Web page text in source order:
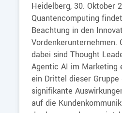
Heidelberg, 30. Oktober
Quantencomputing
Beachtung in den
Vordenkerunternehmen.
dabei sind Thought
Agentic AI im Marketing
ein Drittel dieser
signifikante
auf die